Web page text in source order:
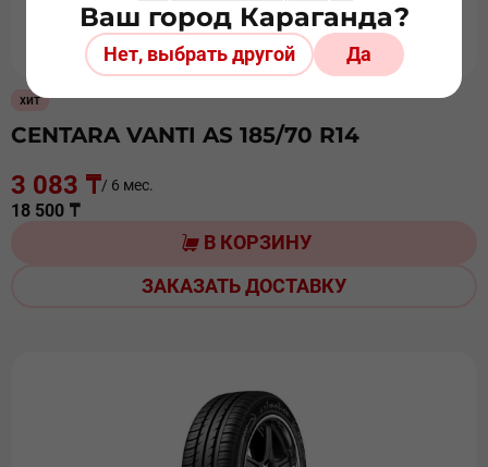
хит
CENTARA VANTI AS 185/70 R14
3 083 ₸/ 6 мес.
18 500 ₸
В КОРЗИНУ
ЗАКАЗАТЬ ДОСТАВКУ
Ваш город Караганда?
Нет, выбрать другой Да